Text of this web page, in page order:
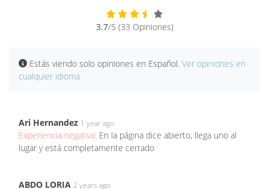
3.7/5 (33 Opiniones)
Estás viendo solo opiniones en Español. Ver opiniones en
cualquier idioma
Ari Hernandez 1 year ago
Experiencia negativa: En la página dice abierto, llega uno al
lugar y está completamente cerrado
ABDO LORIA 2 years ago